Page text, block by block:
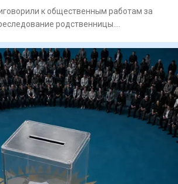
к общественным работам за
родственницы.